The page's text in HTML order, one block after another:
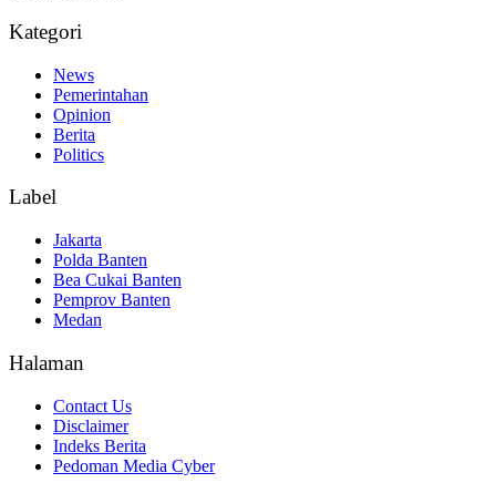
Kategori
News
Pemerintahan
Opinion
Berita
Politics
Label
Jakarta
Polda Banten
Bea Cukai Banten
Pemprov Banten
Medan
Halaman
Contact Us
Disclaimer
Indeks Berita
Pedoman Media Cyber